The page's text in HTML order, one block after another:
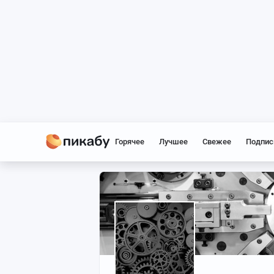
Горячее Лучшее Свежее